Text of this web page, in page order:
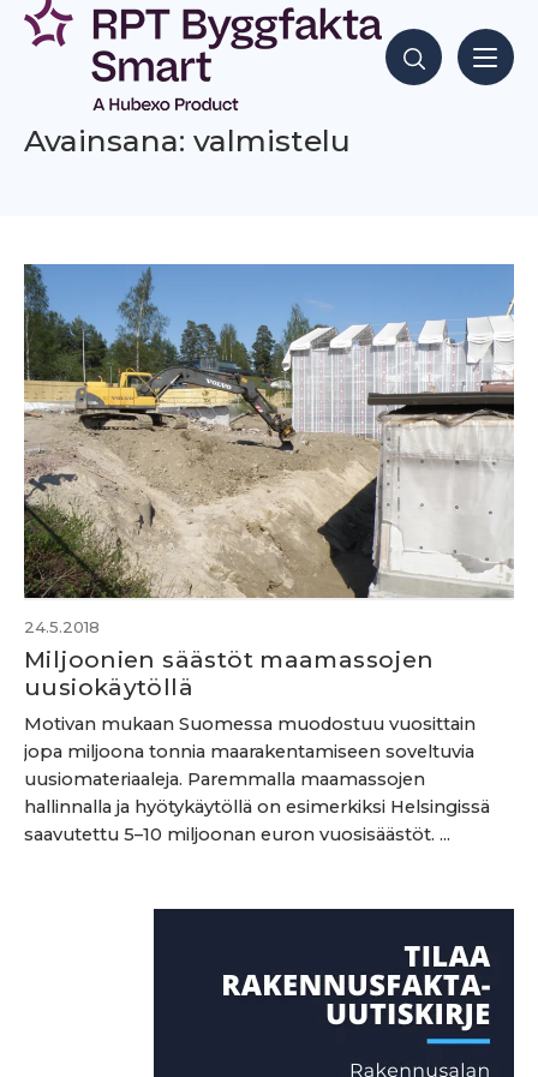
Siirry
sisältöön
Hae sisältöjä
Avainsana: valmistelu
24.5.2018
Miljoonien säästöt maamassojen
uusiokäytöllä
Motivan mukaan Suomessa muodostuu vuosittain
jopa miljoona tonnia maarakentamiseen soveltuvia
uusiomateriaaleja. Paremmalla maamassojen
hallinnalla ja hyötykäytöllä on esimerkiksi Helsingissä
saavutettu 5–10 miljoonan euron vuosisäästöt. ...